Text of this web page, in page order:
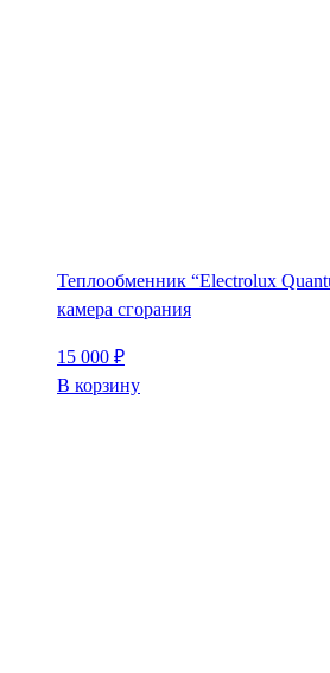
Теплообменник “Electrolux
камера сгорания
15 000 ₽
В корзину